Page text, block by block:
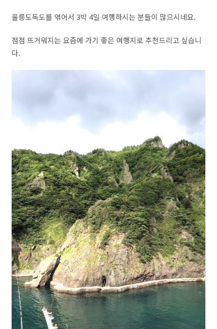
울릉도독도를 엮어서 3박 4일 여행하시는 분들이 많으시네요.
점점 뜨거워지는 요즘에 가기 좋은 여행지로 추천드리고 싶습니
다.